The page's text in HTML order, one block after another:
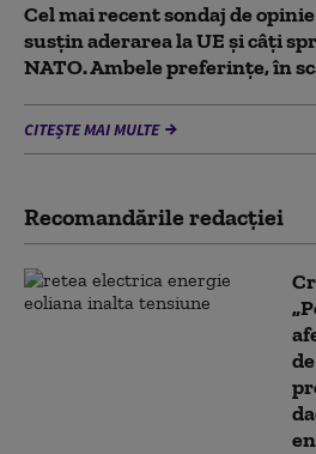
Cel mai recent sondaj de
susțin aderarea la UE și câți
NATO. Ambele preferințe, în
CITEȘTE MAI MULTE
Recomandările redacţiei